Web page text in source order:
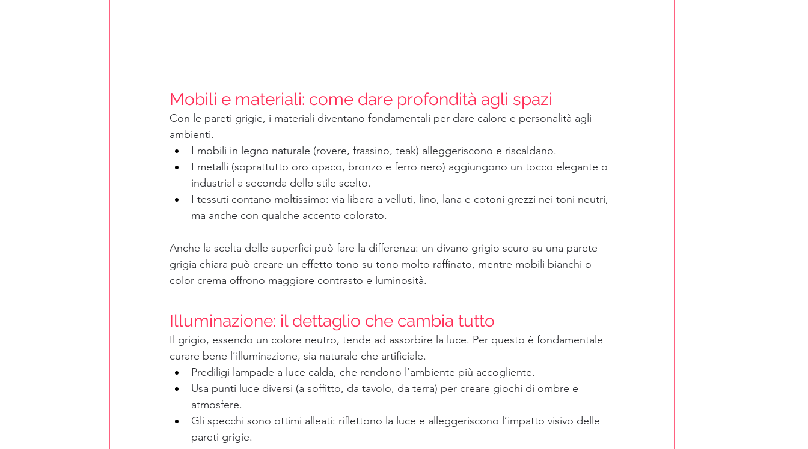
Mobili e materiali: come dare profondità agli spazi
Con le pareti grigie, i materiali diventano fondamentali per dare calore e personalità agli
ambienti.
I mobili in legno naturale (rovere, frassino, teak) alleggeriscono e riscaldano.
I metalli (soprattutto oro opaco, bronzo e ferro nero) aggiungono un tocco elegante o
industrial a seconda dello stile scelto.
I tessuti contano moltissimo: via libera a velluti, lino, lana e cotoni grezzi nei toni neutri,
ma anche con qualche accento colorato.
Anche la scelta delle superfici può fare la differenza: un divano grigio scuro su una parete
grigia chiara può creare un effetto tono su tono molto raffinato, mentre mobili bianchi o
color crema offrono maggiore contrasto e luminosità.
Illuminazione: il dettaglio che cambia tutto
Il grigio, essendo un colore neutro, tende ad assorbire la luce. Per questo è fondamentale
curare bene l’illuminazione, sia naturale che artificiale.
Prediligi lampade a luce calda, che rendono l’ambiente più accogliente.
Usa punti luce diversi (a soffitto, da tavolo, da terra) per creare giochi di ombre e
atmosfere.
Gli specchi sono ottimi alleati: riflettono la luce e alleggeriscono l’impatto visivo delle
pareti grigie.